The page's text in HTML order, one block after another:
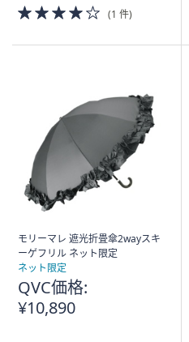
4.0
of
(1 件)
モリーマレ 遮光折畳傘2wayスキ
ーゲフリル ネット限定
ネット限定
QVC価格:
¥10,890